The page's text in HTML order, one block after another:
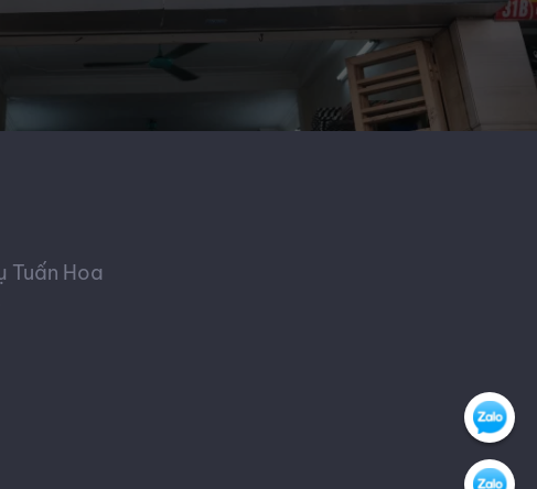
Tuấn Hoa